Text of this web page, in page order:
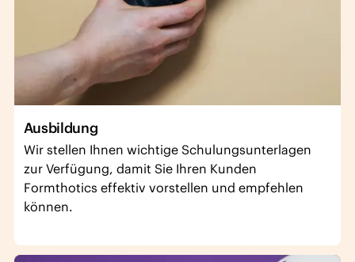
Ausbildung
Wir stellen Ihnen wichtige Schulungsunterlagen
zur Verfügung, damit Sie Ihren Kunden
Formthotics effektiv vorstellen und empfehlen
können.